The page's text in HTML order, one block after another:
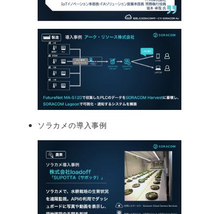
ソラカメの導入事例